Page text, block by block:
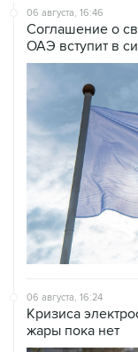
06 августа, 16:46
Соглашение о
ОАЭ вступит в
06 августа, 16:24
Кризиса
жары пока нет